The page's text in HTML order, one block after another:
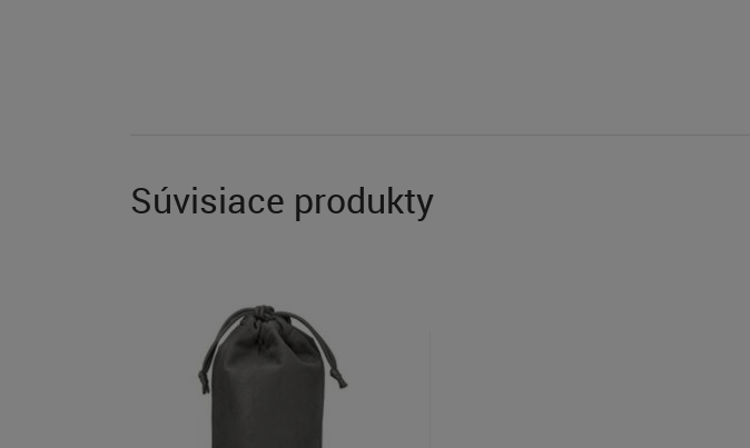
Súvisiace produkty